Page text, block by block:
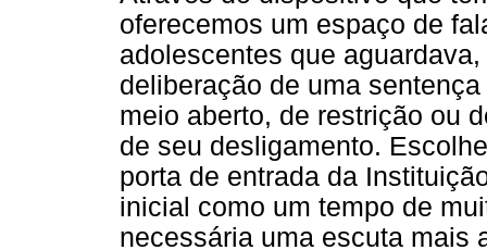
oferecemos um espaço de
adolescentes que
deliberação de uma
meio aberto, de restrição ou
de seu desligamento.
porta de entrada da
inicial como um tempo de
necessária uma escuta mais